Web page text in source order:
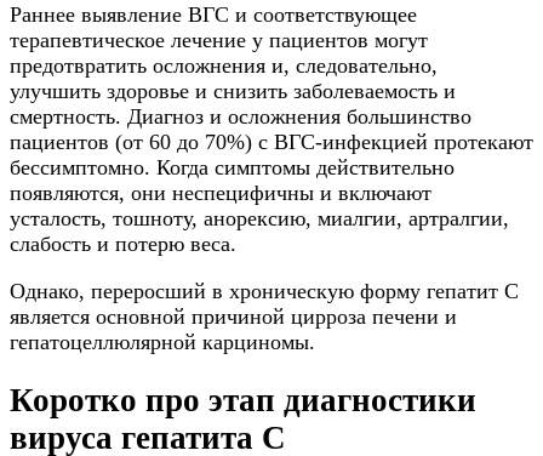
Раннее выявление ВГС и соответствующее
терапевтическое лечение у пациентов могут
предотвратить осложнения и, следовательно,
улучшить здоровье и снизить заболеваемость и
смертность. Диагноз и осложнения большинство
пациентов (от 60 до 70%) с ВГС-инфекцией протекают
бессимптомно. Когда симптомы действительно
появляются, они неспецифичны и включают
усталость, тошноту, анорексию, миалгии, артралгии,
слабость и потерю веса.
Однако, переросший в хроническую форму гепатит С
является основной причиной цирроза печени и
гепатоцеллюлярной карциномы.
Коротко про этап диагностики
вируса гепатита С